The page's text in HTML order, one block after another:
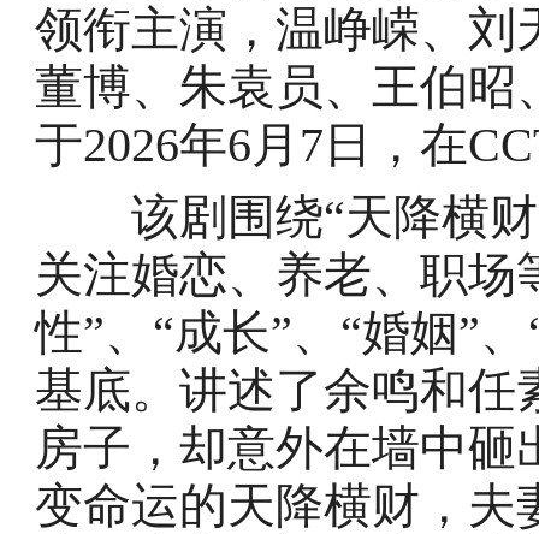
领衔主演，温峥嵘、刘
董博、朱袁员、王伯昭
于2026年6月7日，在
该剧围绕“天降横财
关注婚恋、养老、职场
性”、“成长”、“婚姻”
基底。讲述了余鸣和任
房子，却意外在墙中
变命运的天降横财，夫